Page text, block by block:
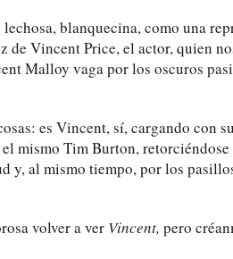
blanquecina, como una
de Vincent Price, el actor, quien
Malloy vaga por los oscuros
es Vincent, sí, cargando con
mismo Tim Burton,
y, al mismo tiempo, por los
volver a ver Vincent, pero